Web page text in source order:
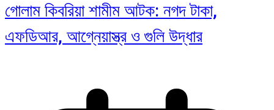
গোলাম কিবরিয়া শামীম আটক: নগদ টাকা,
এফডিআর, আগ্নেয়াস্ত্র ও গুলি উদ্ধার